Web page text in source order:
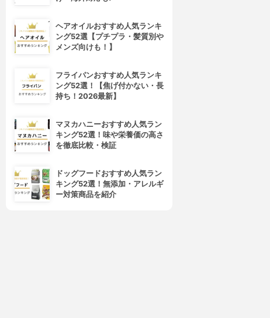
ヘアオイルおすすめ人気ランキ
ング52選【プチプラ・髪質別や
メンズ向けも！】
フライパンおすすめ人気ランキ
ング52選！【焦げ付かない・長
持ち！2026最新】
マヌカハニーおすすめ人気ラン
キング52選！味や栄養価の高さ
を徹底比較・検証
ドッグフードおすすめ人気ラン
キング52選！無添加・アレルギ
ー対策商品を紹介